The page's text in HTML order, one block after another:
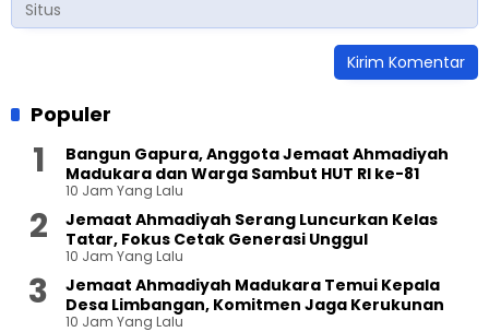
Populer
Bangun Gapura, Anggota Jemaat Ahmadiyah
Madukara dan Warga Sambut HUT RI ke-81
10 Jam Yang Lalu
Jemaat Ahmadiyah Serang Luncurkan Kelas
Tatar, Fokus Cetak Generasi Unggul
10 Jam Yang Lalu
Jemaat Ahmadiyah Madukara Temui Kepala
Desa Limbangan, Komitmen Jaga Kerukunan
10 Jam Yang Lalu